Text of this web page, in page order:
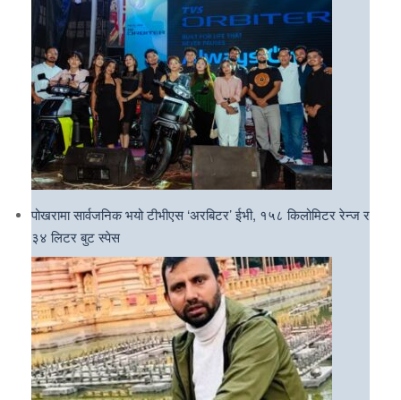
पोखरामा सार्वजनिक भयो टीभीएस ‘अरबिटर’ ईभी, १५८ किलोमिटर रेन्ज र
३४ लिटर बुट स्पेस